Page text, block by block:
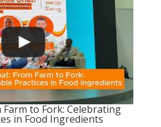
Farm to Fork: Celebrating
in Food Ingredients